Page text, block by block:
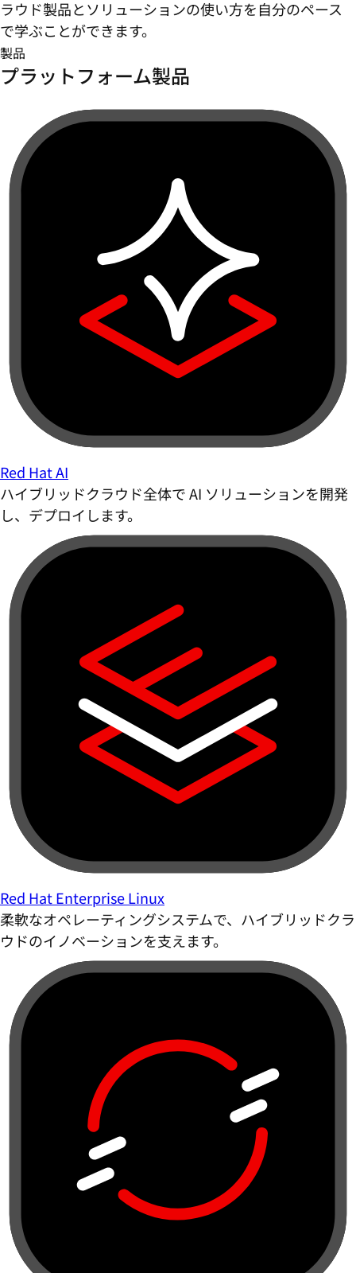
ラウド製品とソリューションの使い方を自分のペース
で学ぶことができます。
製品
プラットフォーム製品
Red Hat AI
ハイブリッドクラウド全体で AI ソリューションを開発
し、デプロイします。
Red Hat Enterprise Linux
柔軟なオペレーティングシステムで、ハイブリッドクラ
ウドのイノベーションを支えます。